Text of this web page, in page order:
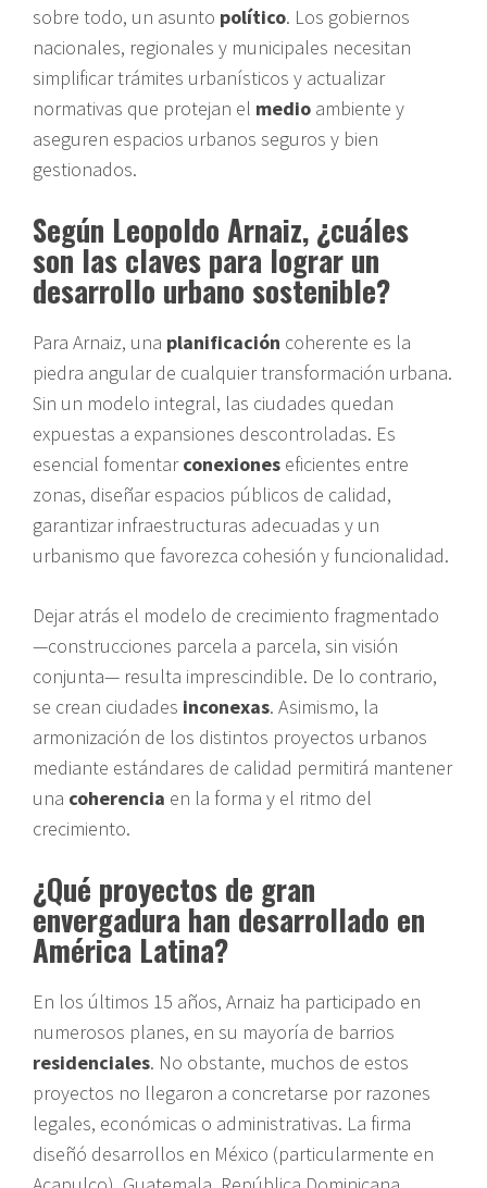
sobre todo, un asunto político. Los gobiernos
nacionales, regionales y municipales necesitan
simplificar trámites urbanísticos y actualizar
normativas que protejan el medio ambiente y
aseguren espacios urbanos seguros y bien
gestionados.
Según Leopoldo Arnaiz, ¿cuáles
son las claves para lograr un
desarrollo urbano sostenible?
Para Arnaiz, una planificación coherente es la
piedra angular de cualquier transformación urbana.
Sin un modelo integral, las ciudades quedan
expuestas a expansiones descontroladas. Es
esencial fomentarconexiones eficientes entre
zonas, diseñar espacios públicos de calidad,
garantizar infraestructuras adecuadas y un
urbanismo que favorezca cohesión y funcionalidad.
Dejar atrás el modelo de crecimiento fragmentado
—construcciones parcela a parcela, sin visión
conjunta— resulta imprescindible. De lo contrario,
se crean ciudades inconexas. Asimismo, la
armonización de los distintos proyectos urbanos
mediante estándares de calidad permitirá mantener
una coherencia en la forma y el ritmo del
crecimiento.
¿Qué proyectos de gran
envergadura han desarrollado en
América Latina?
En los últimos 15 años, Arnaiz ha participado en
numerosos planes, en su mayoría de barrios
residenciales. No obstante, muchos de estos
proyectos no llegaron a concretarse por razones
legales, económicas o administrativas. La firma
diseñó desarrollos en México (particularmente en